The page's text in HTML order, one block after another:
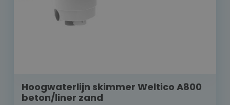
Hoogwaterlijn skimmer Weltico A800
beton/liner zand